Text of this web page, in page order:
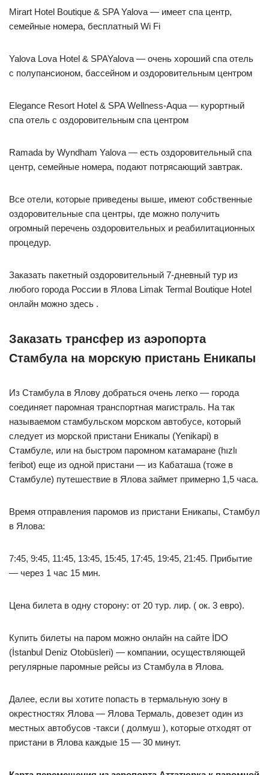
Mirart Hotel Boutique & SPA Yalova — имеет спа центр,
семейные номера, бесплатный Wi Fi
Yalova Lova Hotel & SPAYalova — очень хороший спа отель
с полупансионом, бассейном и оздоровительным центром
Elegance Resort Hotel & SPA Wellness-Aqua — курортный
спа отель с оздоровительным спа центром
Ramada by Wyndham Yalova — есть оздоровительный спа
центр, семейные номера, подают потрясающий завтрак.
Все отели, которые приведены выше, имеют собственные
оздоровительные спа центры, где можно получить
огромный перечень оздоровительных и реабилитационных
процедур.
Заказать пакетный оздоровительный 7-дневный тур из
любого города России в Ялова Limak Termal Boutique Hotel
онлайн можно здесь .
Заказать трансфер из аэропорта
Стамбула на морскую пристань Еникапы
Из Стамбула в Ялову добраться очень легко — города
соединяет паромная транспортная магистраль. На так
называемом стамбульском морском автобусе, который
следует из морской пристани Еникапы (Yenikapi) в
Стамбуле, или на быстром паромном катамаране (hızlı
feribot) еще из одной пристани — из Кабаташа (тоже в
Стамбуле) путешествие в Ялова займет примерно 1,5 часа.
Время отправления паромов из пристани Еникапы, Стамбул
в Ялова:
7:45, 9:45, 11:45, 13:45, 15:45, 17:45, 19:45, 21:45. Прибытие
— через 1 час 15 мин.
Цена билета в одну сторону: от 20 тур. лир. ( ок. 3 евро).
Купить билеты на паром можно онлайн на сайте İDO
(İstanbul Deniz Otobüsleri) — компании, осуществляющей
регулярные паромные рейсы из Стамбула в Ялова.
Далее, если вы хотите попасть в термальную зону в
окрестностях Ялова — Ялова Термаль, довезет один из
местных автобусов -такси ( долмуш ), которые отходят от
пристани в Ялова каждые 15 — 30 минут.